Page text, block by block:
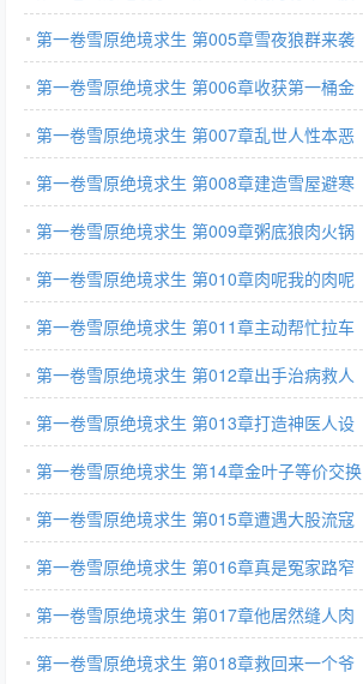
第一卷雪原绝境求生 第005章雪夜狼群来袭
第一卷雪原绝境求生 第006章收获第一桶金
第一卷雪原绝境求生 第007章乱世人性本恶
第一卷雪原绝境求生 第008章建造雪屋避寒
第一卷雪原绝境求生 第009章粥底狼肉火锅
第一卷雪原绝境求生 第010章肉呢我的肉呢
第一卷雪原绝境求生 第011章主动帮忙拉车
第一卷雪原绝境求生 第012章出手治病救人
第一卷雪原绝境求生 第013章打造神医人设
第一卷雪原绝境求生 第14章金叶子等价交换
第一卷雪原绝境求生 第015章遭遇大股流寇
第一卷雪原绝境求生 第016章真是冤家路窄
第一卷雪原绝境求生 第017章他居然缝人肉
第一卷雪原绝境求生 第018章救回来一个爷